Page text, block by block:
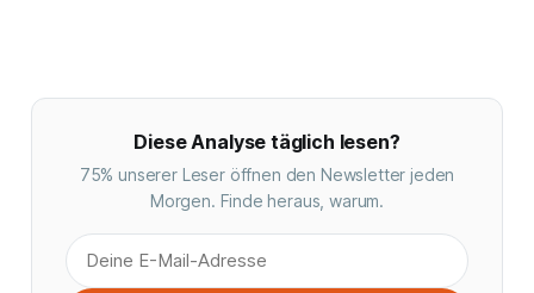
Diese Analyse täglich lesen?
75% unserer Leser öffnen den Newsletter jeden
Morgen. Finde heraus, warum.